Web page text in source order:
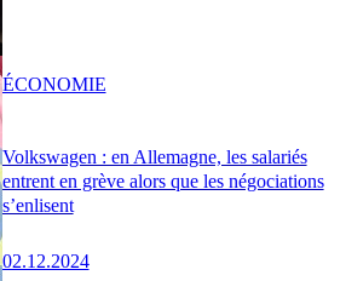
Volkswagen : en Allemagne, les salariés
entrent en grève alors que les négociations
s’enlisent
02.12.2024
ÉCONOMIE